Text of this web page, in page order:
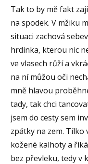
Tak to by mě fakt
na spodek. V mžiku
situaci zachová
hrdinka, kterou nic
ve vlasech růží a
na ní můžou oči
mně hlavou
tady, tak chci
jsem do cesty sem
zpátky na zem. Tílko
kožené kalhoty a
bez převleku, tedy v